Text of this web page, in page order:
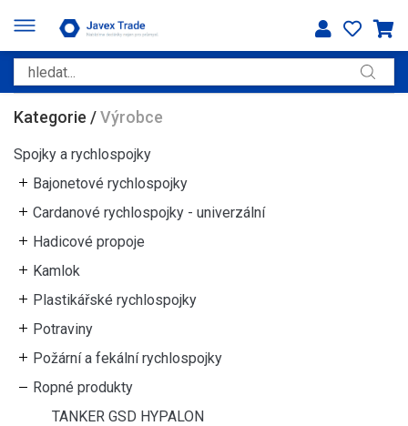
Kategorie /Výrobce
Spojky a rychlospojky
Bajonetové rychlospojky
Cardanové rychlospojky - univerzální
Hadicové propoje
Kamlok
Plastikářské rychlospojky
Potraviny
Požární a fekální rychlospojky
Ropné produkty
TANKER GSD HYPALON